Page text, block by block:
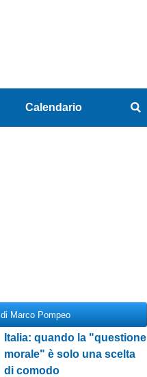
Calendario
di Marco Pompeo
Italia: quando la "questione
morale" è solo una scelta
di comodo